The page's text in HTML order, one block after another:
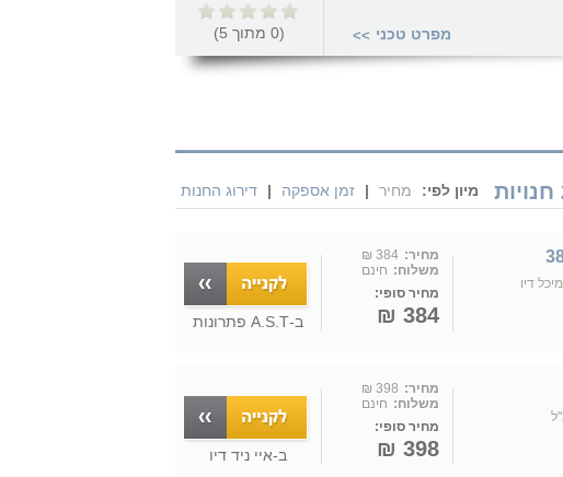
מפרט טכני >>
(
0 מתוך 5
)
מיון לפי: מחיר | זמן אספקה | דירוג החנות
עד 7 ימי עסקים מיכל דיו
מחיר: 384 ₪
משלוח: חינם
מחיר סופי:
384 ₪ ב-A.S.T פתרונות
מחיר: 398 ₪
משלוח: חינם
מחיר סופי:
398 ₪ ב-איי ניד דיו